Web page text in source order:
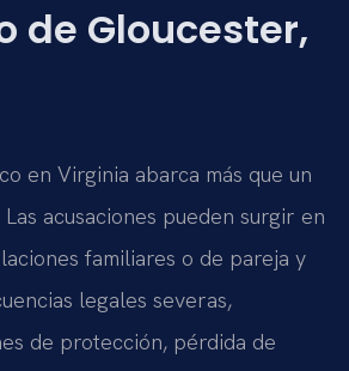
de Gloucester,
en Virginia abarca más que un
acusaciones pueden surgir en
familiares o de pareja y
legales severas,
de protección, pérdida de